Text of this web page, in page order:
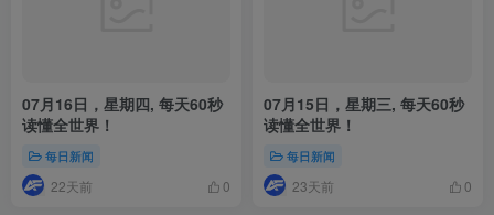
07月16日，星期四, 每天60秒
读懂全世界！
每日新闻
22天前 0
07月15日，星期三, 每天60秒
读懂全世界！
每日新闻
23天前 0